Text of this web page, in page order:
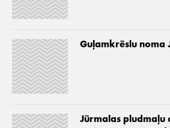
Guļamkrēslu noma
Jūrmalas pludmaļu